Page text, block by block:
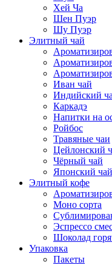
Хей Ча
Шен Пуэр
Шу Пуэр
Элитный чай
Иван чай
Индийский
Каркадэ
Напитки на
Ройбос
Травяные чаи
Цейлонский
Чёрный чай
Японский чай
Элитный кофе
Моно сорта
Эспрессо
Шоколад
Упаковка
Пакеты